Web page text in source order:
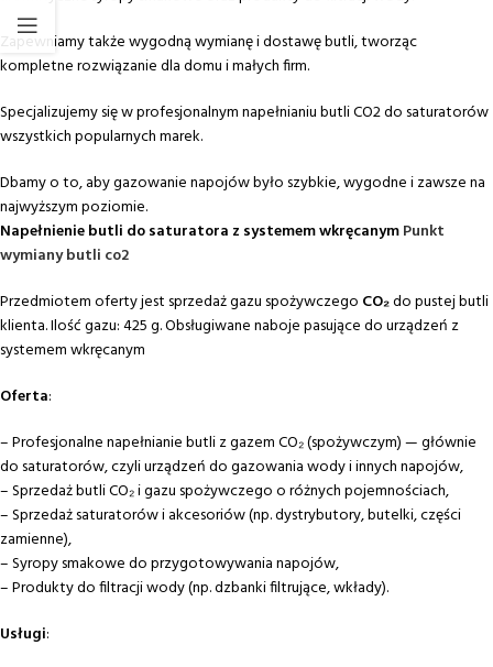
Zapewniamy także wygodną wymianę i dostawę butli, tworząc
kompletne rozwiązanie dla domu i małych firm.
Specjalizujemy się w profesjonalnym napełnianiu butli CO2 do saturatorów
wszystkich popularnych marek.
Dbamy o to, aby gazowanie napojów było szybkie, wygodne i zawsze na
najwyższym poziomie.
Napełnienie butli do saturatora z systemem wkręcanymPunkt
wymiany butli co2
Przedmiotem oferty jest sprzedaż gazu spożywczego CO₂do pustej butli
klienta. Ilość gazu: 425 g. Obsługiwane naboje pasujące do urządzeń z
systemem wkręcanym
Oferta:
– Profesjonalne napełnianie butli z gazem CO₂ (spożywczym) — głównie
do saturatorów, czyli urządzeń do gazowania wody i innych napojów,
– Sprzedaż butli CO₂ i gazu spożywczego o różnych pojemnościach,
– Sprzedaż saturatorów i akcesoriów (np. dystrybutory, butelki, części
zamienne),
– Syropy smakowe do przygotowywania napojów,
– Produkty do filtracji wody (np. dzbanki filtrujące, wkłady).
Usługi: